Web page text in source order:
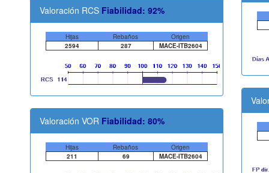
Valoración RCS Fiabilidad: 92%
Hijas Rebaños
Origen
2594
287 MACE-ITB2604
Valoración VOR Fiabilidad: 80%
Hijas Rebaños
Origen
211
69 MACE-ITB2604